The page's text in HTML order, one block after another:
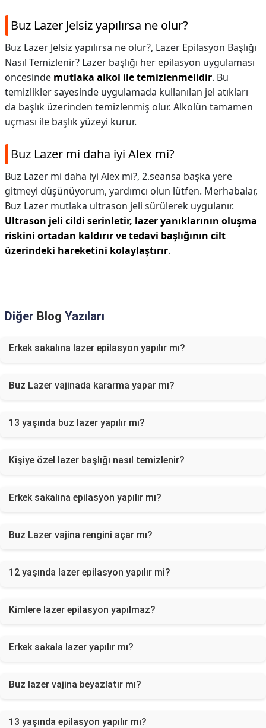
Buz Lazer Jelsiz yapılırsa ne olur?
Buz Lazer Jelsiz yapılırsa ne olur?, Lazer Epilasyon Başlığı
Nasıl Temizlenir? Lazer başlığı her epilasyon uygulaması
öncesinde mutlaka alkol ile temizlenmelidir. Bu
temizlikler sayesinde uygulamada kullanılan jel atıkları
da başlık üzerinden temizlenmiş olur. Alkolün tamamen
uçması ile başlık yüzeyi kurur.
Buz Lazer mi daha iyi Alex mi?
Buz Lazer mi daha iyi Alex mi?, 2.seansa başka yere
gitmeyi düşünüyorum, yardımcı olun lütfen. Merhabalar,
Buz Lazer mutlaka ultrason jeli sürülerek uygulanır.
Ultrason jeli cildi serinletir, lazer yanıklarının oluşma
riskini ortadan kaldırır ve tedavi başlığının cilt
üzerindeki hareketini kolaylaştırır.
Diğer Blog Yazıları
Erkek sakalına lazer epilasyon yapılır mı?
Buz Lazer vajinada kararma yapar mı?
13 yaşında buz lazer yapılır mı?
Kişiye özel lazer başlığı nasıl temizlenir?
Erkek sakalına epilasyon yapılır mı?
Buz Lazer vajina rengini açar mı?
12 yaşında lazer epilasyon yapılır mi?
Kimlere lazer epilasyon yapılmaz?
Erkek sakala lazer yapılır mı?
Buz lazer vajina beyazlatır mı?
13 yaşında epilasyon yapılır mı?